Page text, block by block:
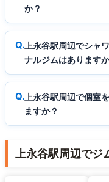
か？
上永谷駅周辺でシャ
ナルジムはあります
上永谷駅周辺で個室
ますか？
上永谷駅周辺で